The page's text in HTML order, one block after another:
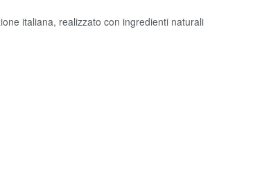
italiana, realizzato con ingredienti naturali